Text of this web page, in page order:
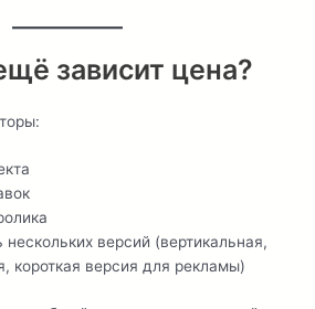
зависит цена?
нескольких версий (вертикальная,
короткая версия для рекламы)